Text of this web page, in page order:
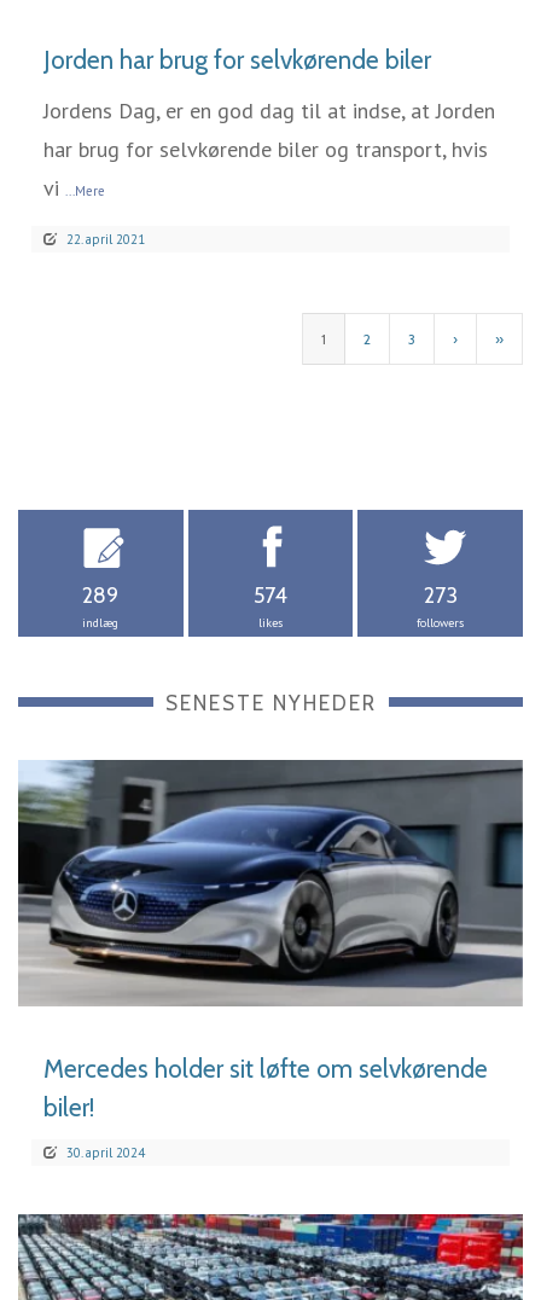
Jorden har brug for selvkørende biler
Jordens Dag, er en god dag til at indse, at Jorden
har brug for selvkørende biler og transport, hvis
vi ...Mere
22. april 2021
1 2 3 › »
289
indlæg
574
likes
273
followers
SENESTE NYHEDER
LÆS MERE
Mercedes holder sit løfte om selvkørende
biler!
30. april 2024